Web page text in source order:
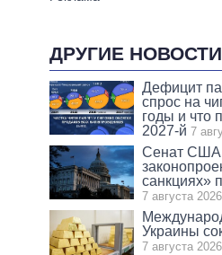
ДРУГИЕ
Дефицит
спрос на
годы и что
2027-й 7
Сенат США
санкциях»
7 августа
Украины
7 августа